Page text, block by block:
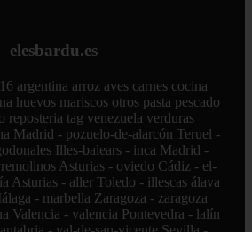
elesbardu.es
argentina arroz aves carnes cocina
huevos mariscos otros pasta pescado
reposteria tag venezuela verduras
Madrid - pozuelo-de-alarcón Teruel -
Illes-balears - inca Madrid -
Asturias - oviedo Cádiz - el-
Asturias - aller Toledo - illescas álava
- marbella Zaragoza - zaragoza
Valencia - valencia Pontevedra - lalín